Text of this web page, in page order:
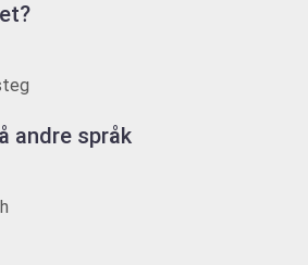
andre språk